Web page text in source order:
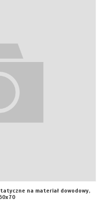
na materiał dowodowy,